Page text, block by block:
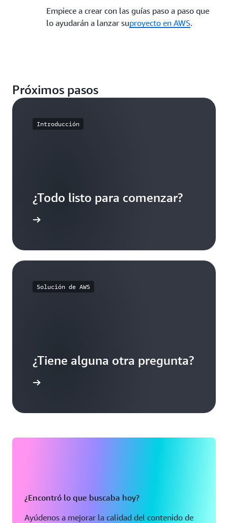
Empiece a crear con las guías paso a paso que
lo ayudarán a lanzar suproyecto en AWS.
Próximos pasos
Introducción
¿Todo listo para comenzar?
Solución de AWS
¿Tiene alguna otra pregunta?
¿Encontró lo que buscaba hoy?
Ayúdenos a mejorar la calidad del contenido de